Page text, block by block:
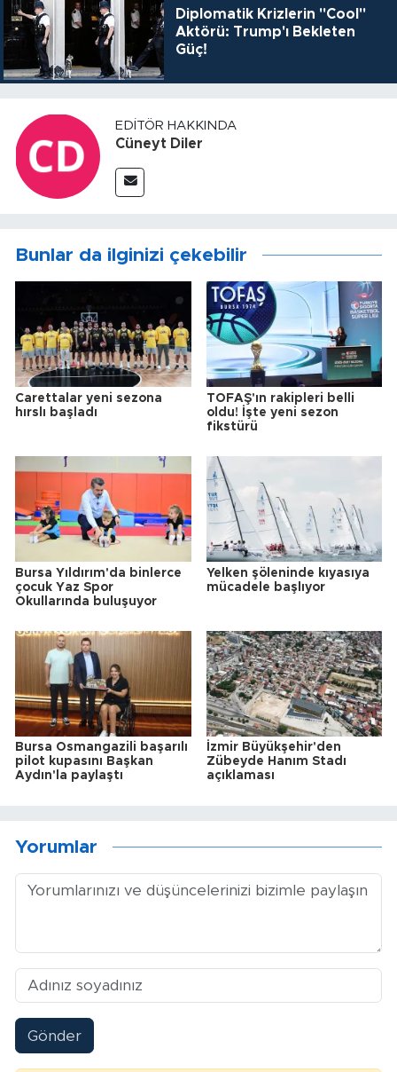
Diplomatik Krizlerin "Cool"
Aktörü: Trump'ı Bekleten
Güç!
EDITÖR HAKKINDA
Cüneyt Diler
Bunlar da ilginizi çekebilir
Carettalar yeni sezona
hırslı başladı
TOFAŞ'ın rakipleri belli
oldu! İşte yeni sezon
fikstürü
Bursa Yıldırım'da binlerce
çocuk Yaz Spor
Okullarında buluşuyor
Yelken şöleninde kıyasıya
mücadele başlıyor
Bursa Osmangazili başarılı
pilot kupasını Başkan
Aydın'la paylaştı
İzmir Büyükşehir'den
Zübeyde Hanım Stadı
açıklaması
Yorumlar
Gönder